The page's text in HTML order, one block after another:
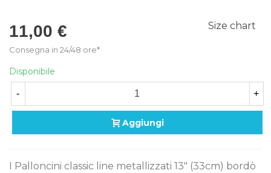
11,00 €
Consegna in 24/48 ore*
Size chart
Disponibile
- +
Aggiungi
I Palloncini classic line metallizzati 13" (33cm) bordò